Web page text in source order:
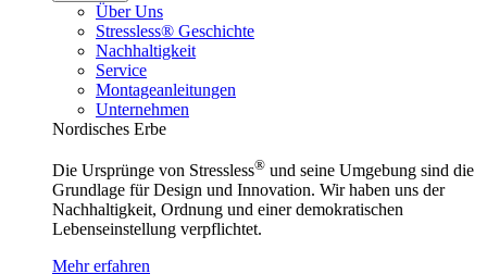
Über Uns
Stressless® Geschichte
Nachhaltigkeit
Service
Montageanleitungen
Unternehmen
Nordisches Erbe
Die Ursprünge von Stressless® und seine Umgebung sind die
Grundlage für Design und Innovation. Wir haben uns der
Nachhaltigkeit, Ordnung und einer demokratischen
Lebenseinstellung verpflichtet.
Mehr erfahren